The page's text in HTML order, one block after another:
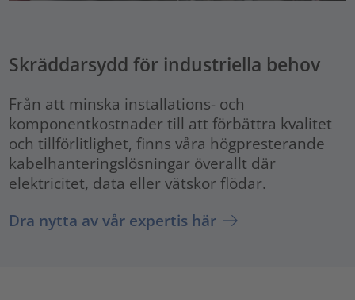
Skräddarsydd för industriella behov
Från att minska installations- och
komponentkostnader till att förbättra kvalitet
och tillförlitlighet, finns våra högpresterande
kabelhanteringslösningar överallt där
elektricitet, data eller vätskor flödar.
Dra nytta av vår expertis här